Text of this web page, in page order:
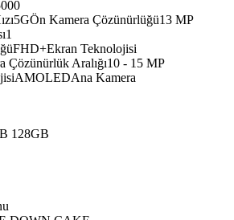
Kamera Çözünürlüğü13 MP
Teknolojisi
Çözünürlük Aralığı10 - 15 MP
Kamera
128GB